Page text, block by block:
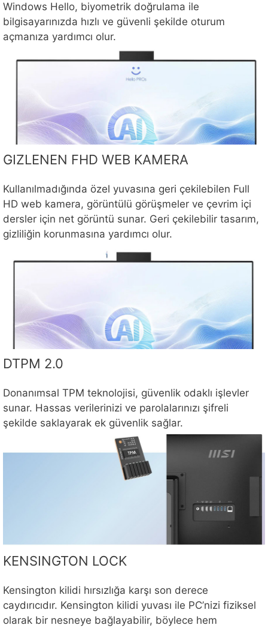
Windows Hello, biyometrik doğrulama ile
bilgisayarınızda hızlı ve güvenli şekilde oturum
açmanıza yardımcı olur.
GIZLENEN FHD WEB KAMERA
Kullanılmadığında özel yuvasına geri çekilebilen Full
HD web kamera, görüntülü görüşmeler ve çevrim içi
dersler için net görüntü sunar. Geri çekilebilir tasarım,
gizliliğin korunmasına yardımcı olur.
DTPM 2.0
Donanımsal TPM teknolojisi, güvenlik odaklı işlevler
sunar. Hassas verilerinizi ve parolalarınızı şifreli
şekilde saklayarak ek güvenlik sağlar.
KENSINGTON LOCK
Kensington kilidi hırsızlığa karşı son derece
caydırıcıdır. Kensington kilidi yuvası ile PC’nizi fiziksel
olarak bir nesneye bağlayabilir, böylece hem